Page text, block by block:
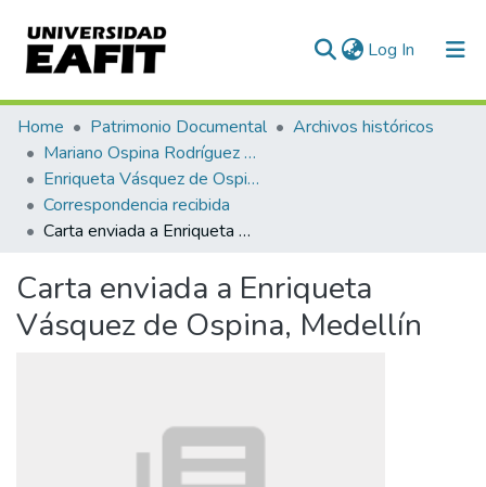
Log In (current)
Communities & Collections
All of DSpace
Statistics
Home Patrimonio Documental
Archivos históricos
Mariano Ospina Rodríguez (1826 -1912)
Enriqueta Vásquez de Ospina
Correspondencia recibida
Carta enviada a Enriqueta Vásquez de Ospina, Medellín
Carta enviada a Enriqueta
Vásquez de Ospina, Medellín